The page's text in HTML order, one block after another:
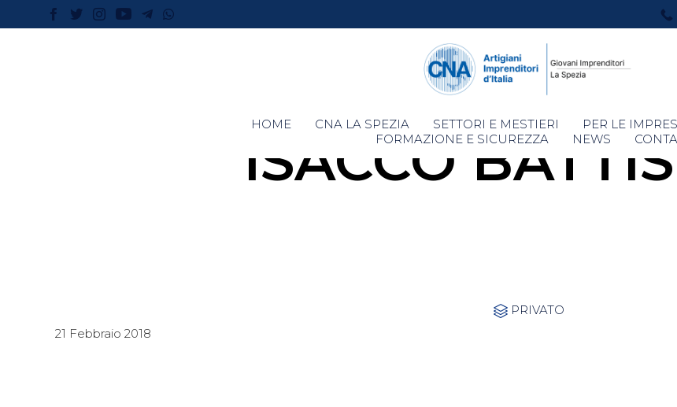
Skip
to
HOME CNA LA SPEZIA SETTORI E MESTIERI PER LE
FORMAZIONE E SICUREZZA
NEWS
ISACCO
 Category
PRIVATO
21 Febbraio 2018